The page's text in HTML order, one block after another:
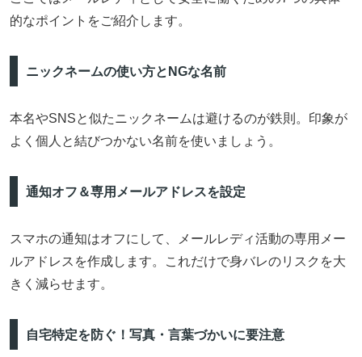
的なポイントをご紹介します。
ニックネームの使い方とNGな名前
本名やSNSと似たニックネームは避けるのが鉄則。印象が
よく個人と結びつかない名前を使いましょう。
通知オフ＆専用メールアドレスを設定
スマホの通知はオフにして、メールレディ活動の専用メー
ルアドレスを作成します。これだけで身バレのリスクを大
きく減らせます。
自宅特定を防ぐ！写真・言葉づかいに要注意